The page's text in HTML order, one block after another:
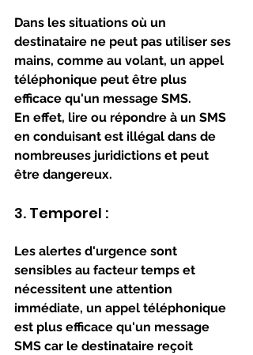
Dans les situations où un
destinataire ne peut pas utiliser ses
mains, comme au volant, un appel
téléphonique peut être plus
efficace qu'un message SMS.
En effet, lire ou répondre à un SMS
en conduisant est illégal dans de
nombreuses juridictions et peut
être dangereux.
3. Temporel :
Les alertes d'urgence sont
sensibles au facteur temps et
nécessitent une attention
immédiate, un appel téléphonique
est plus efficace qu'un message
SMS car le destinataire reçoit